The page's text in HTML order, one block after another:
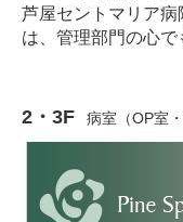
芦屋セントマリア
は、管理部門の心で
2・3F 病室（OP室・